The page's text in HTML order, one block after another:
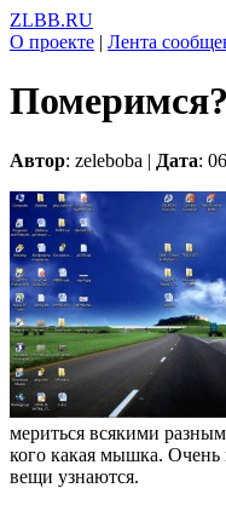
ZLBB.RU
О проекте | Лента
Померимся?
Автор: zeleboba | Дата:
мериться всякими
кого какая мышка. Очень
вещи узнаются.